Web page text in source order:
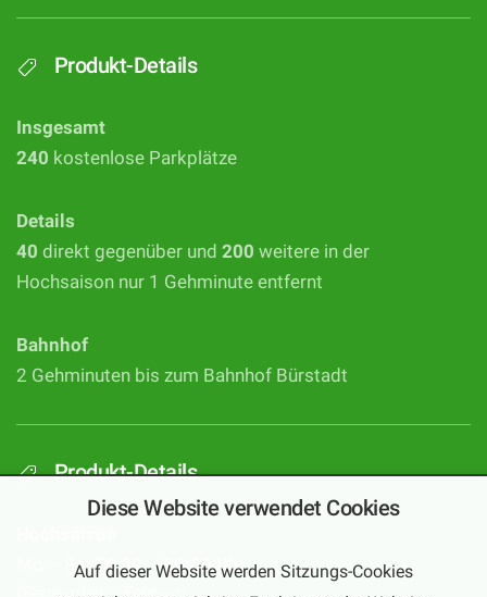
Produkt-Details
Insgesamt
240 kostenlose Parkplätze
Details
40 direkt gegenüber und 200 weitere in der
Hochsaison nur 1 Gehminute entfernt
Bahnhof
2 Gehminuten bis zum Bahnhof Bürstadt
Produkt-Details
Mo – Sa:10:00 – 20:00 Uhr
Diese Website verwendet Cookies
Auf dieser Website werden Sitzungs-Cookies